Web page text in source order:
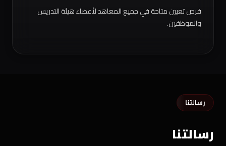
فرص تعيين متاحة في جميع المعاهد لأعضاء هيئة التدريس
والموظفين.
رسالتنا
رسالتنا